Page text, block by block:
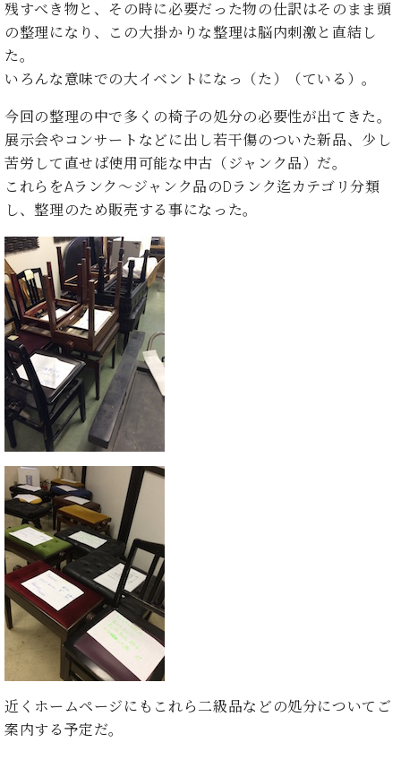
ン
サ
/
ベ
ヒ
シ
ュ
タ
ン
レ
ジ
デ
ン
ス
C.
ベ
ヒ
シ
ュ
タ
イ
ン
コ
ン
サ
ー
ト
グ
ン
ド
ピ
ン
の
取
り
み
ピ
ア
造
号
ン
の
色
ベ
ヒ
シ
ュ
タ
イ
を
弾
く
前
に
ベ
ヒ
シ
ュ
タ
イ
ン・
シ
ュ
ー
レ
納
入
績
ホ
ル・
せ・
メ
デ
ィ
情
報)
キ
ペ
ン
コ
ン
サ
ー
ト
レ
ッ
ス
ン
イ
ベ
ン
ト
代
店
主
イ
デ
ィ
ラ
ー・
扱
店
サ
ン・
調
律
趣
味
ら
本
格
的
学
ぶ
方
ま
で
大
歓
迎。
ベヒ
シュ
タイ
シュ
ーレ
音楽
教室
ベ
ヒ
ュ
イ
ン
会
案
内
お
問
合
せ
残すべき物と、その時に必要だった物の仕訳はそのまま頭
の整理になり、この大掛かりな整理は脳内刺激と直結し
た。
いろんな意味での大イベントになっ（た）（ている）。
今回の整理の中で多くの椅子の処分の必要性が出てきた。
展示会やコンサートなどに出し若干傷のついた新品、少し
苦労して直せば使用可能な中古（ジャンク品）だ。
これらをAランク〜ジャンク品のDランク迄カテゴリ分類
し、整理のため販売する事になった。
近くホームページにもこれら二級品などの処分についてご
案内する予定だ。